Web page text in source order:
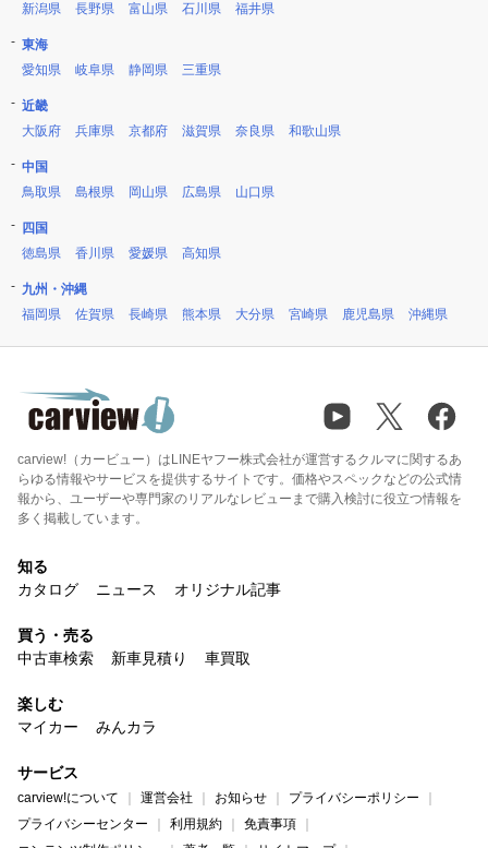
新潟県
長野県 富山県 石川県 福井県
東海
愛知県
岐阜県 静岡県 三重県
近畿
大阪府
兵庫県 京都府 滋賀県 奈良県 和歌山県
中国
鳥取県
島根県 岡山県 広島県 山口県
四国
徳島県
香川県 愛媛県 高知県
九州・沖縄
福岡県
佐賀県 長崎県 熊本県 大分県 宮崎県 鹿児島県 沖縄県
carview!（カービュー）はLINEヤフー株式会社が運営するクルマに関するあ
らゆる情報やサービスを提供するサイトです。価格やスペックなどの公式情
報から、ユーザーや専門家のリアルなレビューまで購入検討に役立つ情報を
多く掲載しています。
知る
カタログ
ニュース オリジナル記事
買う・売る
中古車検索
新車見積り 車買取
楽しむ
マイカー
みんカラ
サービス
carview!について 運営会社 お知らせ
プライバシーポリシー
プライバシーセンター
利用規約
免責事項